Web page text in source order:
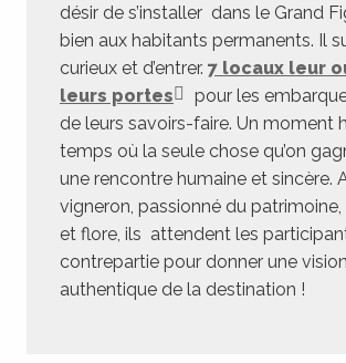
désir de s’installer dans le Grand
bien aux habitants permanents. Il
curieux et d’entrer. 7 locaux leur
leurs portes
pour les
de leurs savoirs-faire. Un moment
temps où la seule chose qu’on
une rencontre humaine et sincère.
vigneron, passionné du
et flore, ils attendent les
contrepartie pour donner une vision
authentique de la destination !